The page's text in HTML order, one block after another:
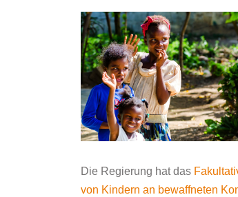
Die Regierung hat das
von Kindern an bewaffneten